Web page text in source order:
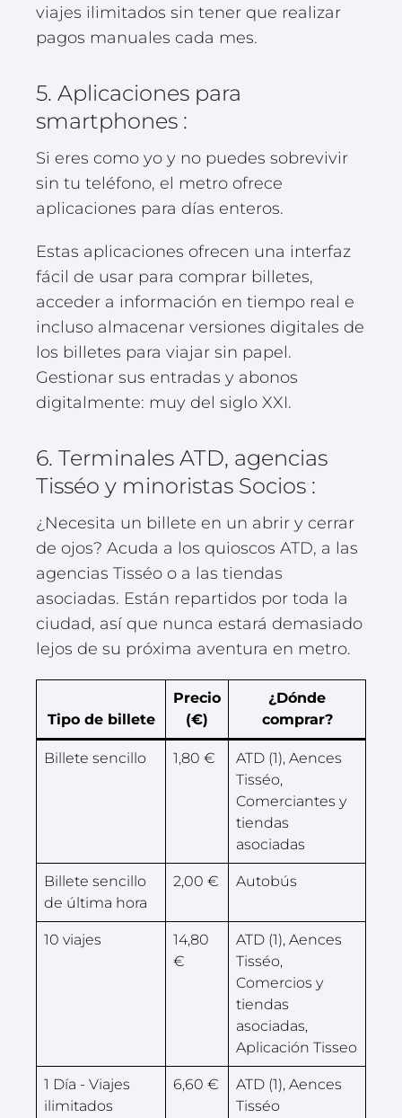
viajes ilimitados sin tener que realizar
pagos manuales cada mes.
5. Aplicaciones para
smartphones :
Si eres como yo y no puedes sobrevivir
sin tu teléfono, el metro ofrece
aplicaciones para días enteros.
Estas aplicaciones ofrecen una interfaz
fácil de usar para comprar billetes,
acceder a información en tiempo real e
incluso almacenar versiones digitales de
los billetes para viajar sin papel.
Gestionar sus entradas y abonos
digitalmente: muy del siglo XXI.
6. Terminales ATD, agencias
Tisséo y minoristas Socios :
¿Necesita un billete en un abrir y cerrar
de ojos? Acuda a los quioscos ATD, a las
agencias Tisséo o a las tiendas
asociadas. Están repartidos por toda la
ciudad, así que nunca estará demasiado
lejos de su próxima aventura en metro.
Tipo de billete
Precio
(€)
¿Dónde
comprar?
Billete sencillo 1,80 €
ATD (1), Aences
Tisséo,
Comerciantes y
tiendas
asociadas
Billete sencillo
de última hora
2,00 € Autobús
10 viajes
14,80
€
ATD (1), Aences
Tisséo,
Comercios y
tiendas
asociadas,
Aplicación Tisseo
1 Día - Viajes
ilimitados
6,60 €
ATD (1), Aences
Tisséo